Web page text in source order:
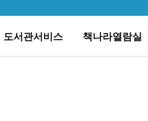
도서관서비스 책나라열람실